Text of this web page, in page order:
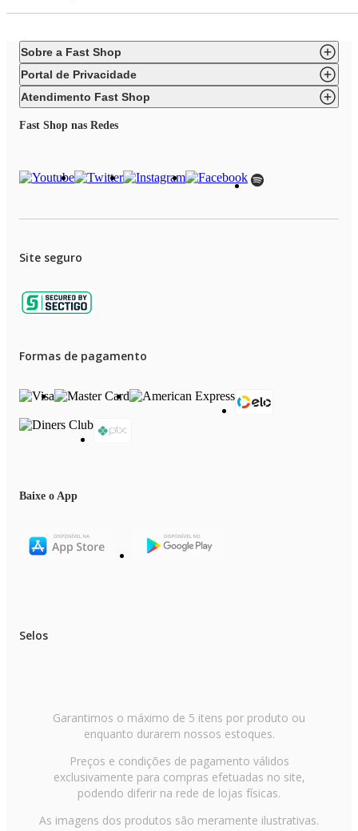
Sobre a Fast Shop
Portal de Privacidade
Atendimento Fast Shop
Fast Shop nas Redes
Site seguro
Formas de pagamento
Baixe o App
Selos
Garantimos o máximo de 5 itens por produto ou
enquanto durarem nossos estoques.
Preços e condições de pagamento válidos
exclusivamente para compras efetuadas no site,
podendo diferir na rede de lojas físicas.
As imagens dos produtos são meramente ilustrativas.